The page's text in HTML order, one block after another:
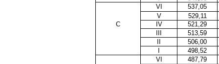
VI
537,05
V
529,11
C
IV
521,29
513,59
506,00
498,52
VI
487,79